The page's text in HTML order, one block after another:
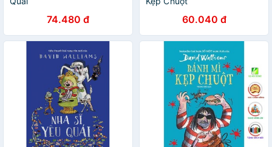
74.480 đ 60.040 đ